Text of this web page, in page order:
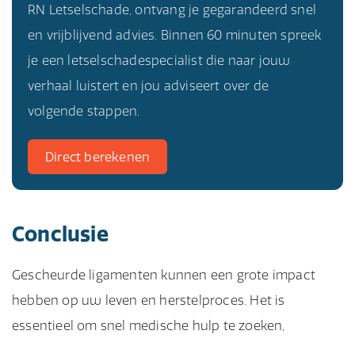
RN Letselschade, ontvang je gegarandeerd snel
en vrijblijvend advies. Binnen 60 minuten spreek
je een letselschadespecialist die naar jouw
verhaal luistert en jou adviseert over de
volgende stappen.
Direct berekenen
Conclusie
Gescheurde ligamenten kunnen een grote impact
hebben op uw leven en herstelproces. Het is
essentieel om snel medische hulp te zoeken,